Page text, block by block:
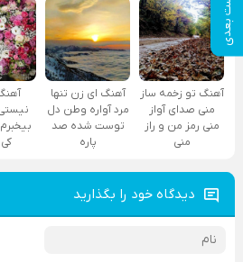
پست بعدی
آهنگ تو زخمه ساز
منی صدای آواز
منی رمز من و راز
منی
آهنگ ای زن تنها
مرد آواره وطن دل
توست شده صد
پاره
دیدگاه خود را بگذارید